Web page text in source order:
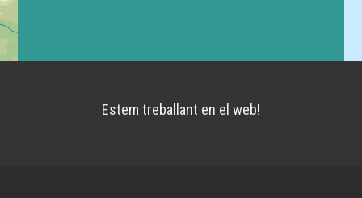
Estem treballant en el web!